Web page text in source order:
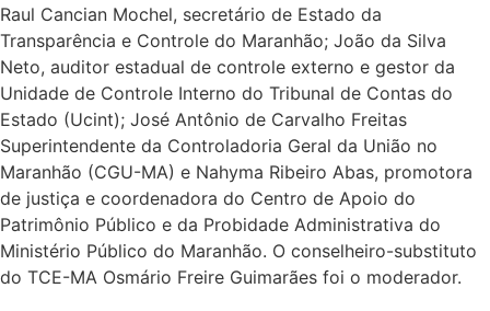
Raul Cancian Mochel, secretário de Estado da
Transparência e Controle do Maranhão; João da Silva
Neto, auditor estadual de controle externo e gestor da
Unidade de Controle Interno do Tribunal de Contas do
Estado (Ucint); José Antônio de Carvalho Freitas
Superintendente da Controladoria Geral da União no
Maranhão (CGU-MA) e Nahyma Ribeiro Abas, promotora
de justiça e coordenadora do Centro de Apoio do
Patrimônio Público e da Probidade Administrativa do
Ministério Público do Maranhão. O conselheiro-substituto
do TCE-MA Osmário Freire Guimarães foi o moderador.